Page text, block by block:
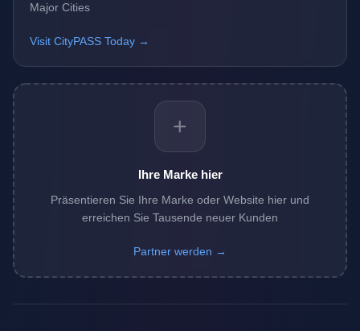
Major Cities
Visit CityPASS Today →
+
Ihre Marke hier
Präsentieren Sie Ihre Marke oder Website hier und
erreichen Sie Tausende neuer Kunden
Partner werden →